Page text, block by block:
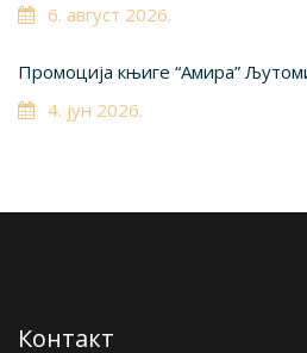
6. август 2026.
Промоција књиге “Амира”
4. јун 2026.
Контакт